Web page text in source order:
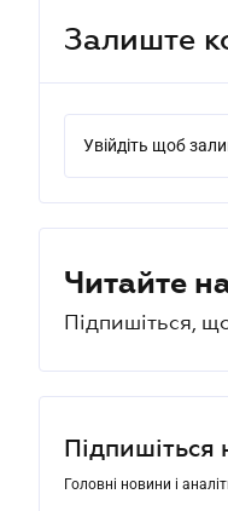
Залиште
Увійдіть щоб
Читайте
Підпишіться,
Підпишіться
Головні новини і